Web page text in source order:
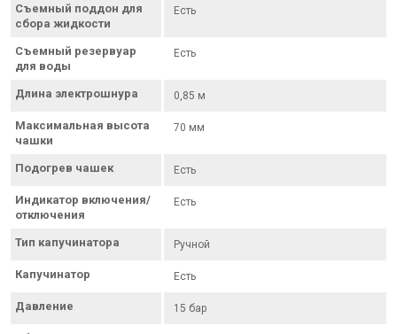
Съемный поддон для
сбора жидкости
Есть
Съемный резервуар
для воды
Есть
Длина электрошнура 0,85 м
Максимальная высота
чашки
70 мм
Подогрев чашек Есть
Индикатор включения/
отключения
Есть
Тип капучинатора Ручной
Капучинатор Есть
Давление 15 бар